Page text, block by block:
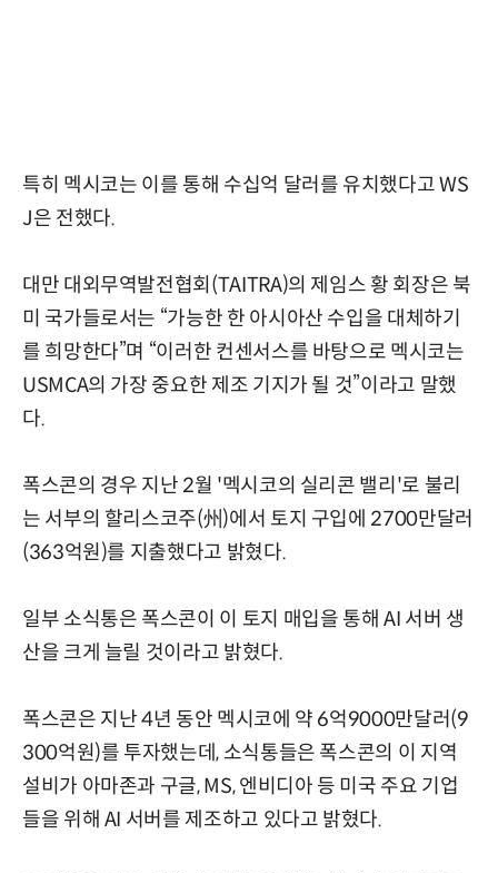
특히 멕시코는 이를 통해 수십억 달러를 유치했다고 WS
J은 전했다.
대만 대외무역발전협회(TAITRA)의 제임스 황 회장은 북
미 국가들로서는 “가능한 한 아시아산 수입을 대체하기
를 희망한다”며 “이러한 컨센서스를 바탕으로 멕시코는
USMCA의 가장 중요한 제조 기지가 될 것”이라고 말했
다.
폭스콘의 경우 지난 2월 '멕시코의 실리콘 밸리'로 불리
는 서부의 할리스코주(州)에서 토지 구입에 2700만달러
(363억원)를 지출했다고 밝혔다.
일부 소식통은 폭스콘이 이 토지 매입을 통해 AI 서버 생
산을 크게 늘릴 것이라고 밝혔다.
폭스콘은 지난 4년 동안 멕시코에 약 6억9000만달러(9
300억원)를 투자했는데, 소식통들은 폭스콘의 이 지역
설비가 아마존과 구글, MS, 엔비디아 등 미국 주요 기업
들을 위해 AI 서버를 제조하고 있다고 밝혔다.